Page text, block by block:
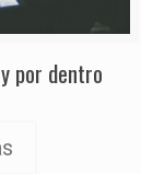
por dentro